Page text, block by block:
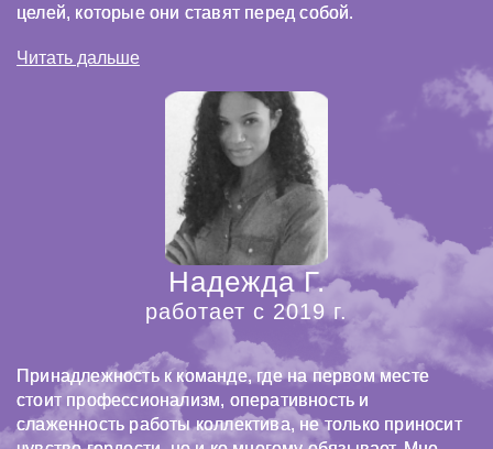
целей, которые они ставят перед собой.
Читать дальше
Надежда Г.
работает с 2019 г.
Принадлежность к команде, где на первом месте
стоит профессионализм, оперативность и
слаженность работы коллектива, не только приносит